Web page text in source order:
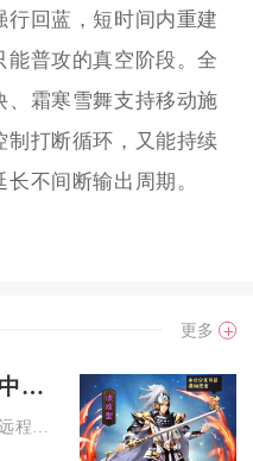
回蓝，短时间内重建
普攻的真空阶段。全
、霜寒雪舞支持移动施
制打断循环，又能持续
不间断输出周期。
更多
少年三国志2022群雄阵容中的哪些英雄适合进行远程攻击呢